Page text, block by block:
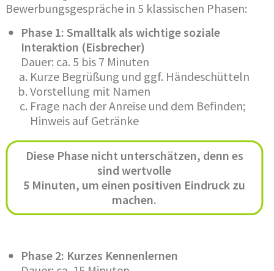
Bewerbungsgespräche in 5 klassischen Phasen:
Phase 1: Smalltalk als wichtige soziale
Interaktion (Eisbrecher)
Dauer: ca. 5 bis 7 Minuten
Kurze Begrüßung und ggf. Händeschütteln
Vorstellung mit Namen
Frage nach der Anreise und dem Befinden;
Hinweis auf Getränke
Diese Phase nicht unterschätzen, denn es
sind wertvolle
5 Minuten, um einen positiven Eindruck zu
machen.
Phase 2: Kurzes Kennenlernen